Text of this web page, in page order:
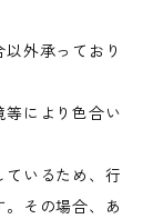
外承っており
等により色合い
ているため、行
その場合、あ